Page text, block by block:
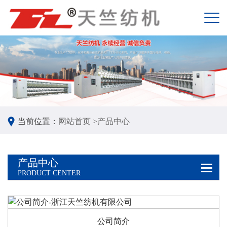
当前位置： 网站首页 >产品中心
产品中心
PRODUCT CENTER
公司简介